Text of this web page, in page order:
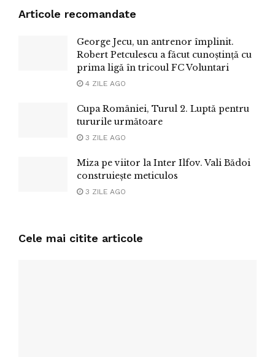
Articole recomandate
George Jecu, un antrenor împlinit.
Robert Petculescu a făcut cunoștință cu
prima ligă în tricoul FC Voluntari
4 ZILE AGO
Cupa României, Turul 2. Luptă pentru
tururile următoare
3 ZILE AGO
Miza pe viitor la Inter Ilfov. Vali Bădoi
construiește meticulos
3 ZILE AGO
Cele mai citite articole